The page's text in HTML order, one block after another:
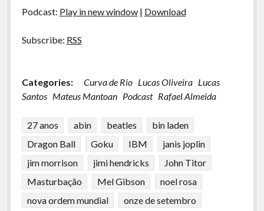
Podcast: Play in new window| Download
Subscribe: RSS
Categories: Curva de Rio Lucas Oliveira Lucas
Santos Mateus Mantoan Podcast Rafael Almeida
27 anos abin beatles
bin laden
Dragon Ball
Goku IBM
janis joplin
jim morrison
jimi hendricks
John Titor
Masturbação
Mel Gibson
noel rosa
nova ordem mundial
onze de setembro